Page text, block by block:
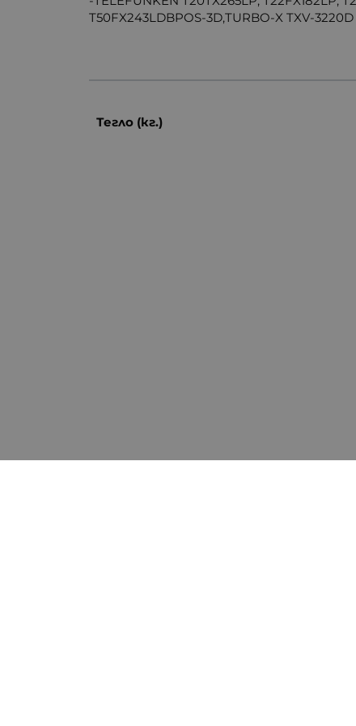
T50FX243LDBPOS-3D,TURBO-X TXV-3220D
Тегло (кг.)